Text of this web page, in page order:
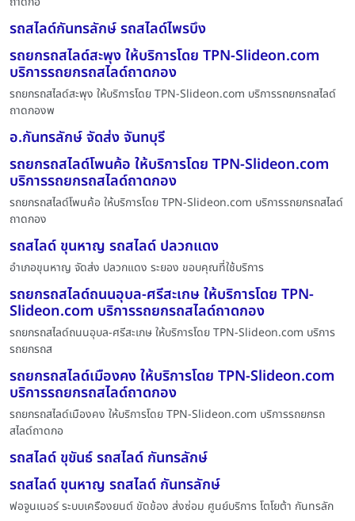
รถสไลด์กันทรลักษ์ รถสไลด์ไพรบึง
รถยกรถสไลด์สะพุง ให้บริการโดย TPN-Slideon.com
บริการรถยกรถสไลด์ถาดกอง
รถยกรถสไลด์สะพุง ให้บริการโดย TPN-Slideon.com บริการรถยกรถสไลด์
ถาดกองพ
อ.กันทรลักษ์ จัดส่ง จันทบุรี
รถยกรถสไลด์โพนค้อ ให้บริการโดย TPN-Slideon.com
บริการรถยกรถสไลด์ถาดกอง
รถยกรถสไลด์โพนค้อ ให้บริการโดย TPN-Slideon.com บริการรถยกรถสไลด์
ถาดกอง
รถสไลด์ ขุนหาญ รถสไลด์ ปลวกแดง
อำเภอขุนหาญ จัดส่ง ปลวกแดง ระยอง ขอบคุณที่ใช้บริการ
รถยกรถสไลด์ถนนอุบล-ศรีสะเกษ ให้บริการโดย TPN-
Slideon.com บริการรถยกรถสไลด์ถาดกอง
รถยกรถสไลด์ถนนอุบล-ศรีสะเกษ ให้บริการโดย TPN-Slideon.com บริการ
รถยกรถส
รถยกรถสไลด์เมืองคง ให้บริการโดย TPN-Slideon.com
บริการรถยกรถสไลด์ถาดกอง
รถยกรถสไลด์เมืองคง ให้บริการโดย TPN-Slideon.com บริการรถยกรถ
สไลด์ถาดกอ
รถสไลด์ ขุขันธ์ รถสไลด์ กันทรลักษ์
รถสไลด์ ขุนหาญ รถสไลด์ กันทรลักษ์
ฟอจูนเนอร์ ระบบเครืองยนต์ ขัดข้อง ส่งซ่อม ศูนย์บริการ โตโยต้า กันทรลัก